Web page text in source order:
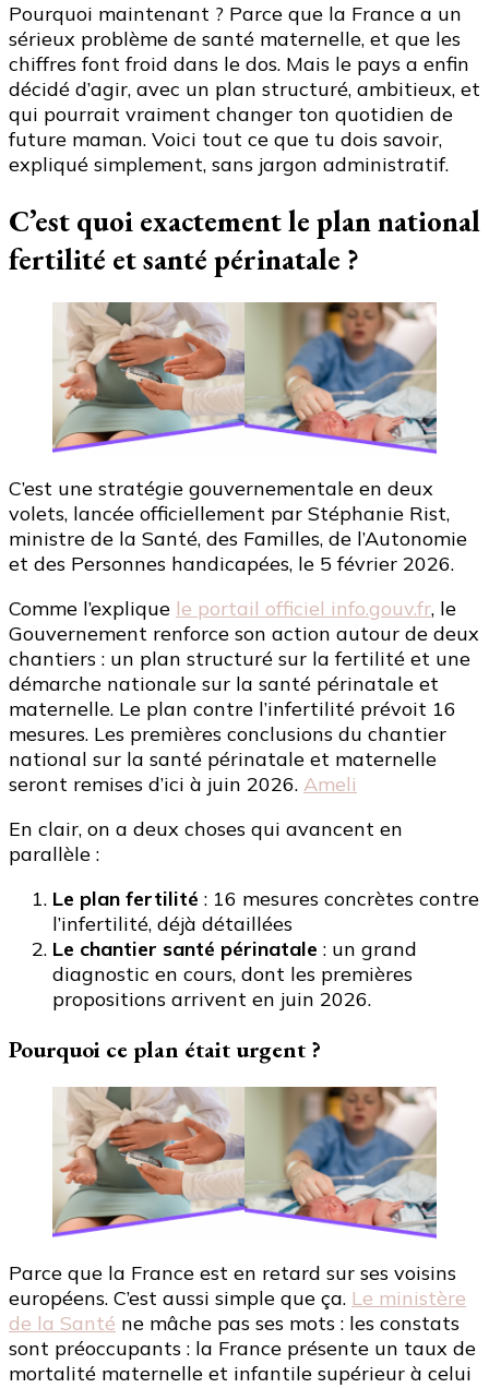
Pourquoi maintenant ? Parce que la France a un
sérieux problème de santé maternelle, et que les
chiffres font froid dans le dos. Mais le pays a enfin
décidé d’agir, avec un plan structuré, ambitieux, et
qui pourrait vraiment changer ton quotidien de
future maman. Voici tout ce que tu dois savoir,
expliqué simplement, sans jargon administratif.
C’est quoi exactement le plan national
fertilité et santé périnatale ?
C’est une stratégie gouvernementale en deux
volets, lancée officiellement par Stéphanie Rist,
ministre de la Santé, des Familles, de l’Autonomie
et des Personnes handicapées, le 5 février 2026.
Comme l’explique le portail officiel info.gouv.fr, le
Gouvernement renforce son action autour de deux
chantiers : un plan structuré sur la fertilité et une
démarche nationale sur la santé périnatale et
maternelle. Le plan contre l’infertilité prévoit 16
mesures. Les premières conclusions du chantier
national sur la santé périnatale et maternelle
seront remises d’ici à juin 2026. Ameli
En clair, on a deux choses qui avancent en
parallèle :
Le plan fertilité : 16 mesures concrètes contre
l’infertilité, déjà détaillées
Le chantier santé périnatale : un grand
diagnostic en cours, dont les premières
propositions arrivent en juin 2026.
Pourquoi ce plan était urgent ?
Parce que la France est en retard sur ses voisins
européens. C’est aussi simple que ça. Le ministère
de la Santé ne mâche pas ses mots : les constats
sont préoccupants : la France présente un taux de
mortalité maternelle et infantile supérieur à celui